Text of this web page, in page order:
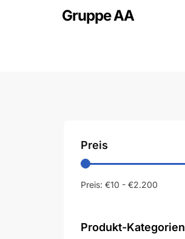
Gruppe AA
Preis
Preis: €10 - €2.200
Produkt-Kategorien